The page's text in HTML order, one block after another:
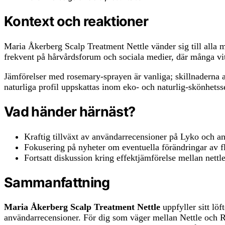
Kontext och reaktioner
Maria Åkerberg Scalp Treatment Nettle vänder sig till alla
frekvent på hårvårdsforum och sociala medier, där
Jämförelser med rosemary-sprayen är vanliga;
naturliga profil uppskattas inom eko- och naturlig-
Vad händer härnäst?
Kraftig tillväxt av användarrecensioner på Lyko och
Fokusering på nyheter om eventuella förändringar av
Fortsatt diskussion kring effektjämförelse mellan
Sammanfattning
Maria Åkerberg Scalp Treatment Nettle uppfyller sitt
användarrecensioner. För dig som väger mellan Nettle